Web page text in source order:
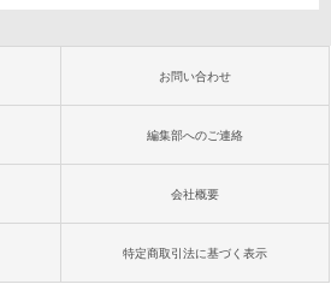
お問い合わせ
編集部へのご連絡
会社概要
特定商取引法に基づく表示